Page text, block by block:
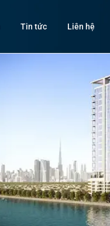
Tin tức Liên hệ